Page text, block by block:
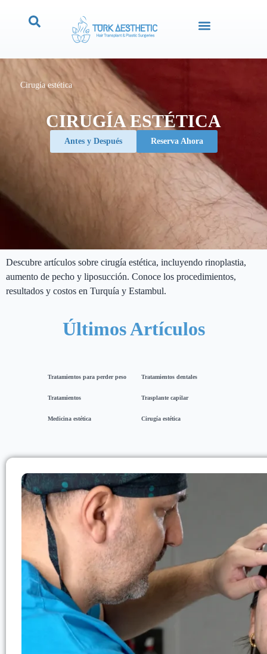
Cirugía estética
CIRUGÍA ESTÉTICA
Antes y Después Reserva Ahora
Descubre artículos sobre cirugía estética, incluyendo rinoplastia,
aumento de pecho y liposucción. Conoce los procedimientos,
resultados y costos en Turquía y Estambul.
Últimos Artículos
Tratamientos para perder peso Tratamientos dentales
Tratamientos Trasplante capilar
Medicina estética Cirugía estética